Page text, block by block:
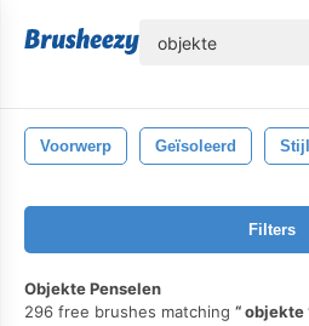
Voorwerp Geïsoleerd Stijl
Filters
Objekte Penselen
296 free brushes matching
objekte